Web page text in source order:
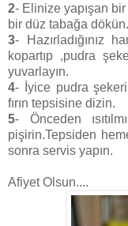
2- Elinize yapışan
bir düz tabağa dökün.
3- Hazırladığınız
kopartıp ,pudra
yuvarlayın.
4- İyice pudra
fırın tepsisine dizin.
5- Önceden
pişirin.Tepsiden
sonra servis yapın.
Afiyet Olsun....